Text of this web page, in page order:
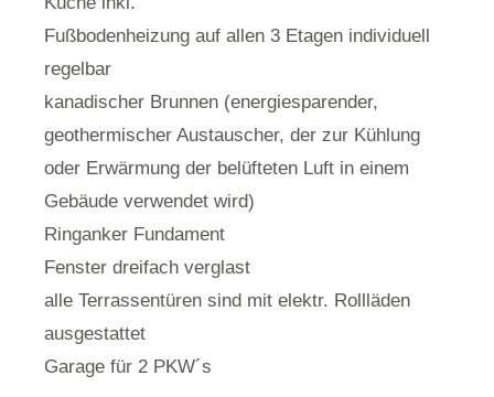
Fußbodenheizung auf allen 3 Etagen individuell
regelbar
kanadischer Brunnen (energiesparender,
geothermischer Austauscher, der zur Kühlung
oder Erwärmung der belüfteten Luft in einem
Gebäude verwendet wird)
Ringanker Fundament
Fenster dreifach verglast
alle Terrassentüren sind mit elektr. Rollläden
ausgestattet
Garage für 2 PKW´s